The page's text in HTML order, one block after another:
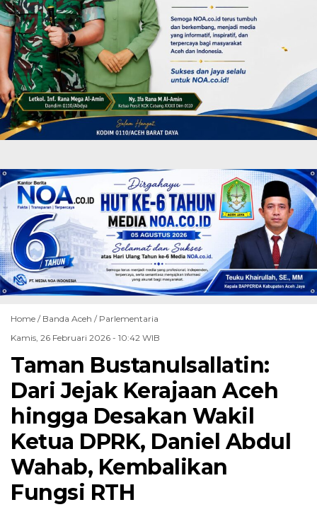
Home / Banda Aceh / Parlementaria
Kamis, 26 Februari 2026 - 10:42 WIB
Taman Bustanulsallatin:
Dari Jejak Kerajaan Aceh
hingga Desakan Wakil
Ketua DPRK, Daniel Abdul
Wahab, Kembalikan
Fungsi RTH